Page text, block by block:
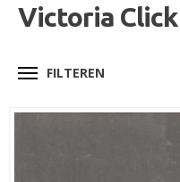
Victoria Click
FILTEREN